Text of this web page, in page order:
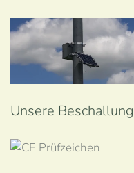
Ansehen
Unsere